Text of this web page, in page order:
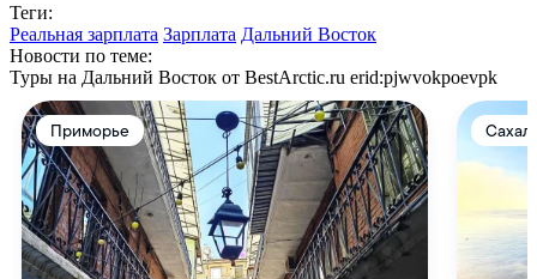
Теги:
Реальная зарплата Зарплата Дальний Восток
Новости по теме:
Туры на Дальний Восток от BestArctic.ru erid:pjwvokpoevpk